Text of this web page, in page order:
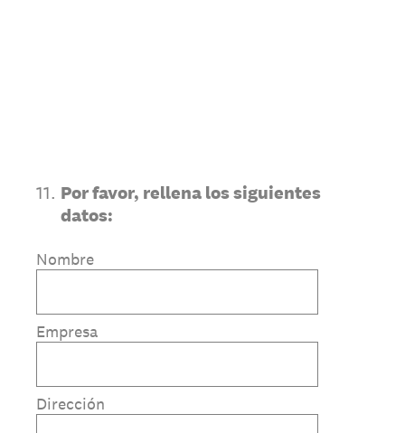
11. Por favor, rellena los siguientes
datos:
Nombre
Empresa
Dirección